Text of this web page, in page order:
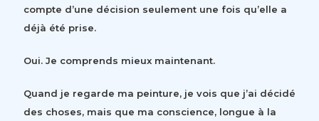
compte d’une décision seulement une fois qu’elle a
déjà été prise.
Oui. Je comprends mieux maintenant.
Quand je regarde ma peinture, je vois que j’ai décidé
des choses, mais que ma conscience, longue à la